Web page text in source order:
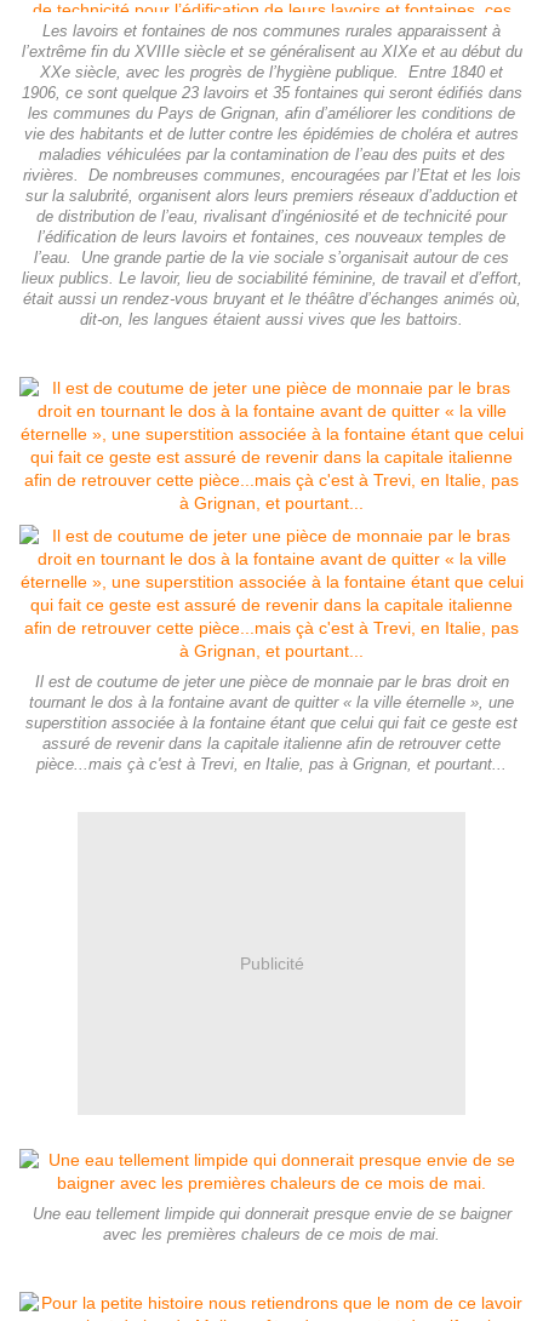
Les lavoirs et fontaines de nos communes rurales apparaissent à
l’extrême fin du XVIIIe siècle et se généralisent au XIXe et au début du
XXe siècle, avec les progrès de l’hygiène publique. Entre 1840 et
1906, ce sont quelque 23 lavoirs et 35 fontaines qui seront édifiés dans
les communes du Pays de Grignan, afin d’améliorer les conditions de
vie des habitants et de lutter contre les épidémies de choléra et autres
maladies véhiculées par la contamination de l’eau des puits et des
rivières. De nombreuses communes, encouragées par l’Etat et les lois
sur la salubrité, organisent alors leurs premiers réseaux d’adduction et
de distribution de l’eau, rivalisant d’ingéniosité et de technicité pour
l’édification de leurs lavoirs et fontaines, ces nouveaux temples de
l’eau. Une grande partie de la vie sociale s’organisait autour de ces
lieux publics. Le lavoir, lieu de sociabilité féminine, de travail et d’effort,
était aussi un rendez-vous bruyant et le théâtre d’échanges animés où,
dit-on, les langues étaient aussi vives que les battoirs.
Il est de coutume de jeter une pièce de monnaie par le bras droit en
tournant le dos à la fontaine avant de quitter « la ville éternelle », une
superstition associée à la fontaine étant que celui qui fait ce geste est
assuré de revenir dans la capitale italienne afin de retrouver cette
pièce...mais çà c'est à Trevi, en Italie, pas à Grignan, et pourtant...
Publicité
Une eau tellement limpide qui donnerait presque envie de se baigner
avec les premières chaleurs de ce mois de mai.